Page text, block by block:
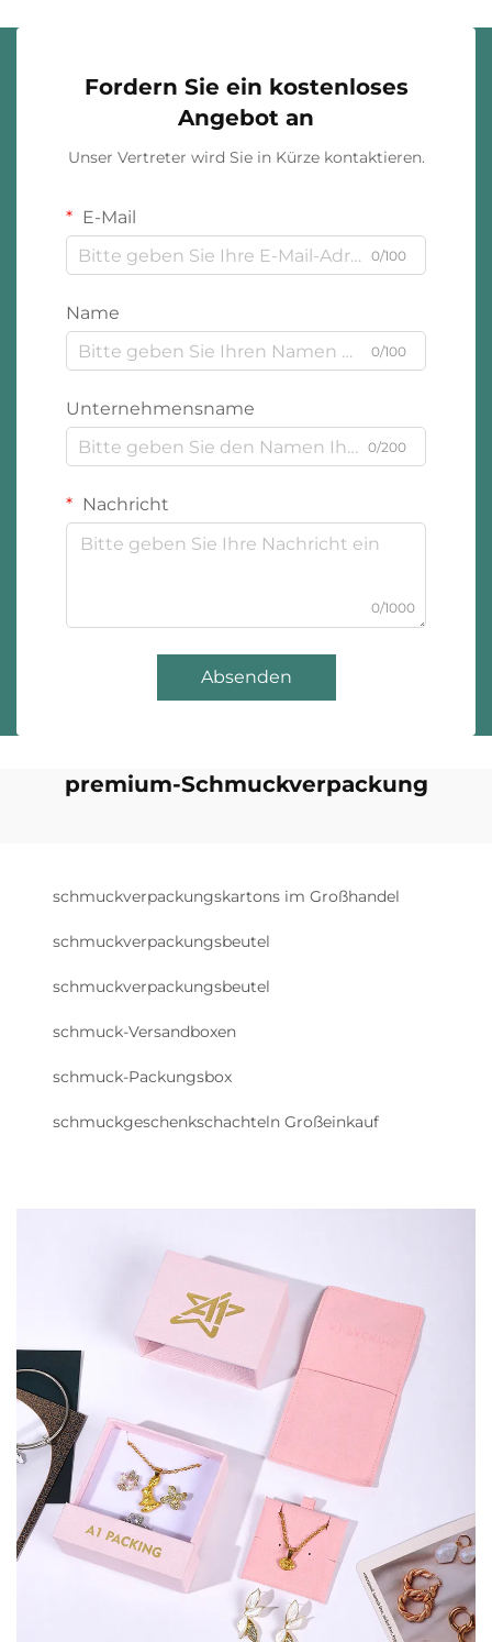
Fordern Sie ein kostenloses
Angebot an
Unser Vertreter wird Sie in Kürze kontaktieren.
E-Mail
0/100
Name
0/100
Unternehmensname
0/200
Nachricht
0/1000
Absenden
premium-Schmuckverpackung
schmuckverpackungskartons im Großhandel
schmuckverpackungsbeutel
schmuckverpackungsbeutel
schmuck-Versandboxen
schmuck-Packungsbox
schmuckgeschenkschachteln Großeinkauf